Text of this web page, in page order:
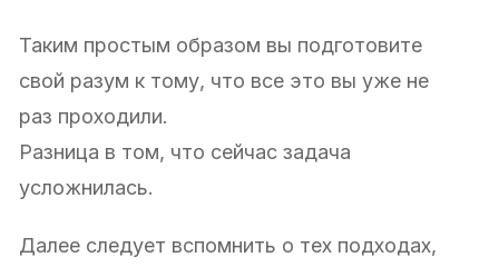
Таким простым образом вы подготовите
свой разум к тому, что все это вы уже не
раз проходили.
Разница в том, что сейчас задача
усложнилась.
Далее следует вспомнить о тех подходах,